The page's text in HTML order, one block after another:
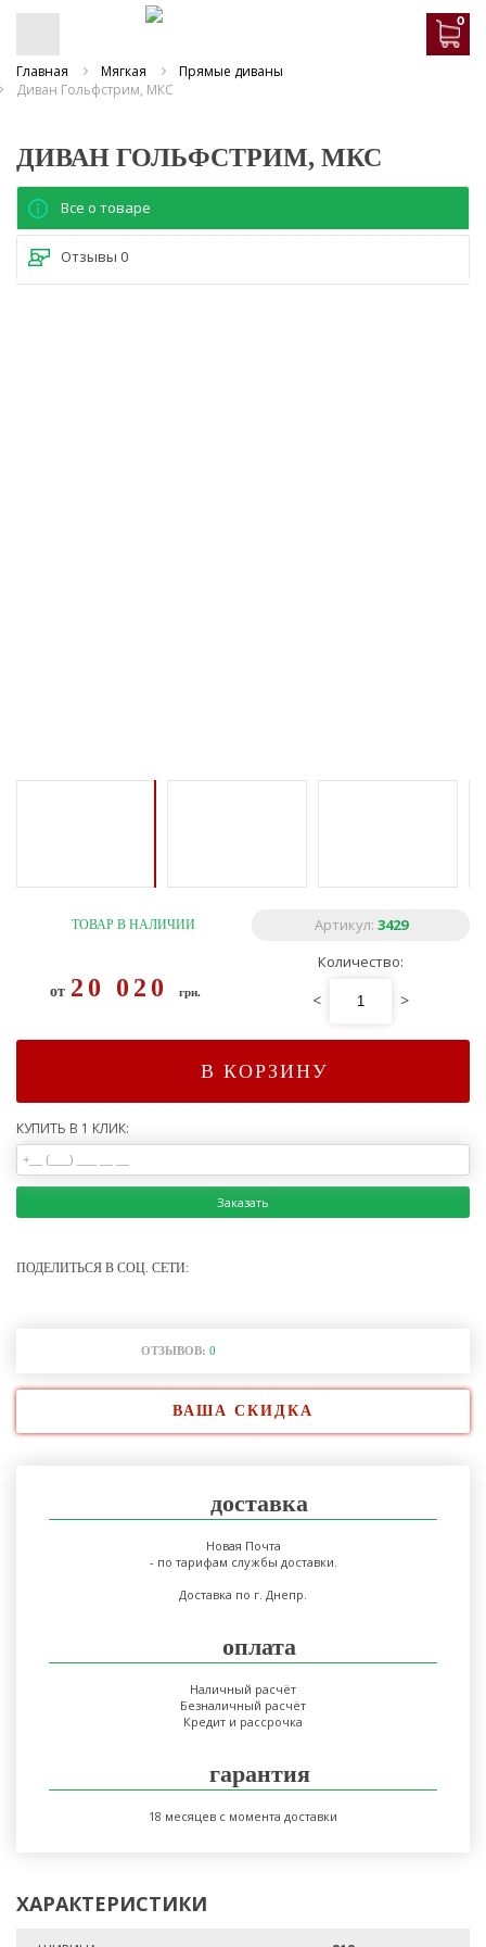
0
Главная Мягкая
Прямые диваны
Диван Гольфстрим, МКС
ДИВАН ГОЛЬФСТРИМ, МКС
Все о товаре
Отзывы 0
ТОВАР В НАЛИЧИИ Артикул: 3429
от 20 020 грн.
Количество:
< >
В КОРЗИНУ
КУПИТЬ В 1 КЛИК:
Заказать
ПОДЕЛИТЬСЯ В СОЦ. СЕТИ:
ОТЗЫВОВ: 0
ВАША СКИДКА
доставка
Новая Почта
- по тарифам службы доставки.
Доставка по г. Днепр.
оплата
Наличный расчёт
Безналичный расчёт
Кредит и рассрочка
гарантия
18 месяцев с момента доставки
ХАРАКТЕРИСТИКИ